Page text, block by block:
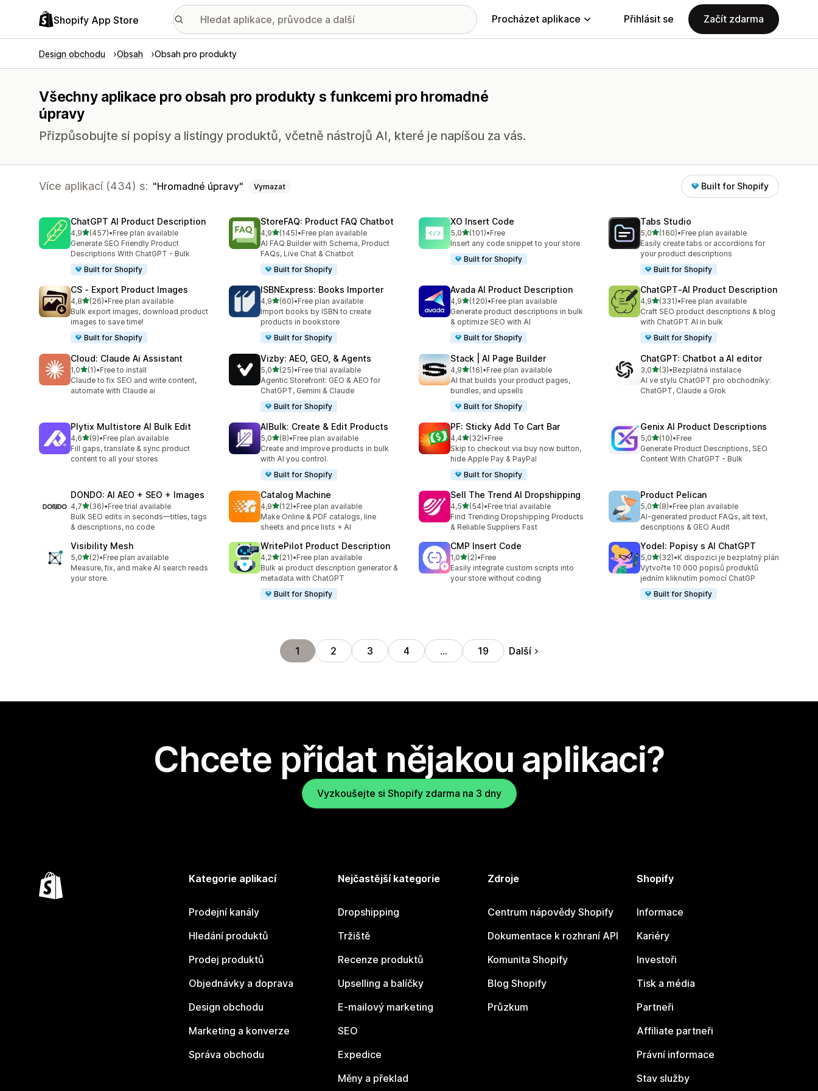
Shopify App Store Procházet aplikace Přihlásit se Začít zdarma
Design obchodu Obsah Obsah pro produkty
Všechny aplikace pro obsah pro produkty s funkcemi pro hromadné
úpravy
Přizpůsobujte si popisy a listingy produktů, včetně nástrojů AI, které je napíšou za vás.
Více aplikací (434) s: Hromadné úpravy Vymazat Built for Shopify
ChatGPT AI Product Description
4,9z 5 hvězd
(457)
Celkový počet recenzí: 457
•Free plan available
Generate SEO Friendly Product
Descriptions With ChatGPT - Bulk
Built for Shopify
StoreFAQ: Product FAQ Chatbot
4,9z 5 hvězd
(145)
Celkový počet recenzí: 145
•Free plan available
AI FAQ Builder with Schema, Product
FAQs, Live Chat & Chatbot
Built for Shopify
XO Insert Code
5,0z 5 hvězd
(101)
Celkový počet recenzí: 101
•Free
Insert any code snippet to your store
Built for Shopify
Tabs Studio
5,0z 5 hvězd
(160)
Celkový počet recenzí: 160
•Free plan available
Easily create tabs or accordions for
your product descriptions
Built for Shopify
CS ‑ Export Product Images
4,8z 5 hvězd
(26)
Celkový počet recenzí: 26
•Free plan available
Bulk export images, download product
images to save time!
Built for Shopify
ISBNExpress: Books Importer
4,9z 5 hvězd
(60)
Celkový počet recenzí: 60
•Free plan available
Import books by ISBN to create
products in bookstore
Built for Shopify
Avada AI Product Description
4,9z 5 hvězd
(120)
Celkový počet recenzí: 120
•Free plan available
Generate product descriptions in bulk
& optimize SEO with AI
Built for Shopify
ChatGPT‑AI Product Description
4,9z 5 hvězd
(331)
Celkový počet recenzí: 331
•Free plan available
Craft SEO product descriptions & blog
with ChatGPT AI in bulk
Built for Shopify
Cloud: Claude Ai Assistant
1,0z 5 hvězd
(1)
Celkový počet recenzí: 1
•Free to install
Claude to fix SEO and write content,
automate with Claude ai
Vizby: AEO, GEO, & Agents
5,0z 5 hvězd
(25)
Celkový počet recenzí: 25
•Free trial available
Agentic Storefront: GEO & AEO for
ChatGPT, Gemini & Claude
Built for Shopify
Stack | AI Page Builder
4,9z 5 hvězd
(16)
Celkový počet recenzí: 16
•Free plan available
AI that builds your product pages,
bundles, and upsells
Built for Shopify
ChatGPT: Chatbot a AI editor
3,0z 5 hvězd
(3)
Celkový počet recenzí: 3
•Bezplatná instalace
AI ve stylu ChatGPT pro obchodníky:
ChatGPT, Claude a Grok
Plytix Multistore AI Bulk Edit
4,6z 5 hvězd
(9)
Celkový počet recenzí: 9
•Free plan available
Fill gaps, translate & sync product
content to all your stores
AIBulk: Create & Edit Products
5,0z 5 hvězd
(8)
Celkový počet recenzí: 8
•Free plan available
Create and improve products in bulk
with AI you control.
Built for Shopify
PF: Sticky Add To Cart Bar
4,4z 5 hvězd
(32)
Celkový počet recenzí: 32
•Free
Skip to checkout via buy now button,
hide Apple Pay & PayPal
Built for Shopify
Genix AI Product Descriptions
5,0z 5 hvězd
(10)
Celkový počet recenzí: 10
•Free
Generate Product Descriptions, SEO
Content With ChatGPT - Bulk
DONDO: AI AEO + SEO + Images
4,7z 5 hvězd
(36)
Celkový počet recenzí: 36
•Free trial available
Bulk SEO edits in seconds—titles, tags
& descriptions, no code
Catalog Machine
4,9z 5 hvězd
(12)
Celkový počet recenzí: 12
•Free plan available
Make Online & PDF catalogs, line
sheets and price lists + AI
Sell The Trend AI Dropshipping
4,5z 5 hvězd
(54)
Celkový počet recenzí: 54
•Free trial available
Find Trending Dropshipping Products
& Reliable Suppliers Fast
Product Pelican
5,0z 5 hvězd
(8)
Celkový počet recenzí: 8
•Free plan available
AI-generated product FAQs, alt text,
descriptions & GEO Audit
Visibility Mesh
5,0z 5 hvězd
(2)
Celkový počet recenzí: 2
•Free plan available
Measure, fix, and make AI search reads
your store.
WritePilot Product Description
4,2z 5 hvězd
(21)
Celkový počet recenzí: 21
•Free plan available
Bulk ai product description generator &
metadata with ChatGPT
Built for Shopify
CMP Insert Code
1,0z 5 hvězd
(2)
Celkový počet recenzí: 2
•Free
Easily integrate custom scripts into
your store without coding
Yodel: Popisy s AI ChatGPT
5,0z 5 hvězd
(32)
Celkový počet recenzí: 32
•K dispozici je bezplatný plán
Vytvořte 10 000 popisů produktů
jedním kliknutím pomocí ChatGP
Built for Shopify
1 2 3 4 … 19 Další
Chcete přidat nějakou aplikaci?
Vyzkoušejte si Shopify zdarma na 3 dny
Kategorie aplikací
Prodejní kanály
Hledání produktů
Prodej produktů
Objednávky a doprava
Design obchodu
Marketing a konverze
Správa obchodu
Nejčastější kategorie
Dropshipping
Tržiště
Recenze produktů
Upselling a balíčky
E-mailový marketing
SEO
Expedice
Měny a překlad
Zdroje
Centrum nápovědy Shopify
Dokumentace k rozhraní API
Komunita Shopify
Blog Shopify
Průzkum
Shopify
Informace
Kariéry
Investoři
Tisk a média
Partneři
Affiliate partneři
Právní informace
Stav služby